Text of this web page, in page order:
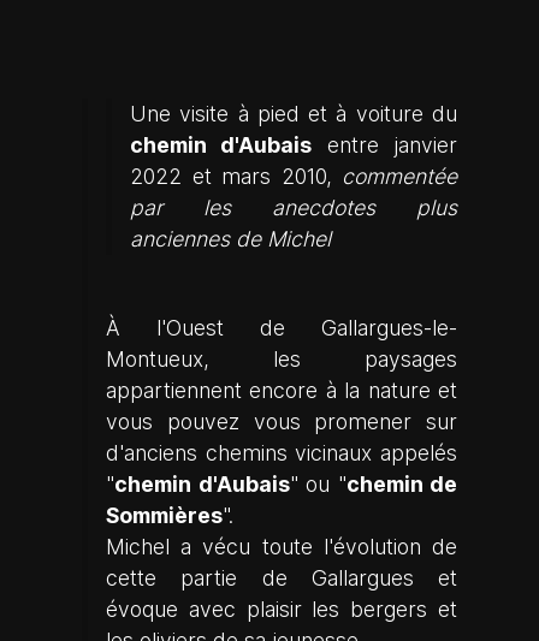
Une visite à pied et à voiture du
chemin d'Aubais entre janvier
2022 et mars 2010, commentée
par les anecdotes plus
anciennes de Michel
À l'Ouest de Gallargues-le-
Montueux, les paysages
appartiennent encore à la nature et
vous pouvez vous promener sur
d'anciens chemins vicinaux appelés
"chemin d'Aubais" ou "chemin de
Sommières".
Michel a vécu toute l'évolution de
cette partie de Gallargues et
évoque avec plaisir les bergers et